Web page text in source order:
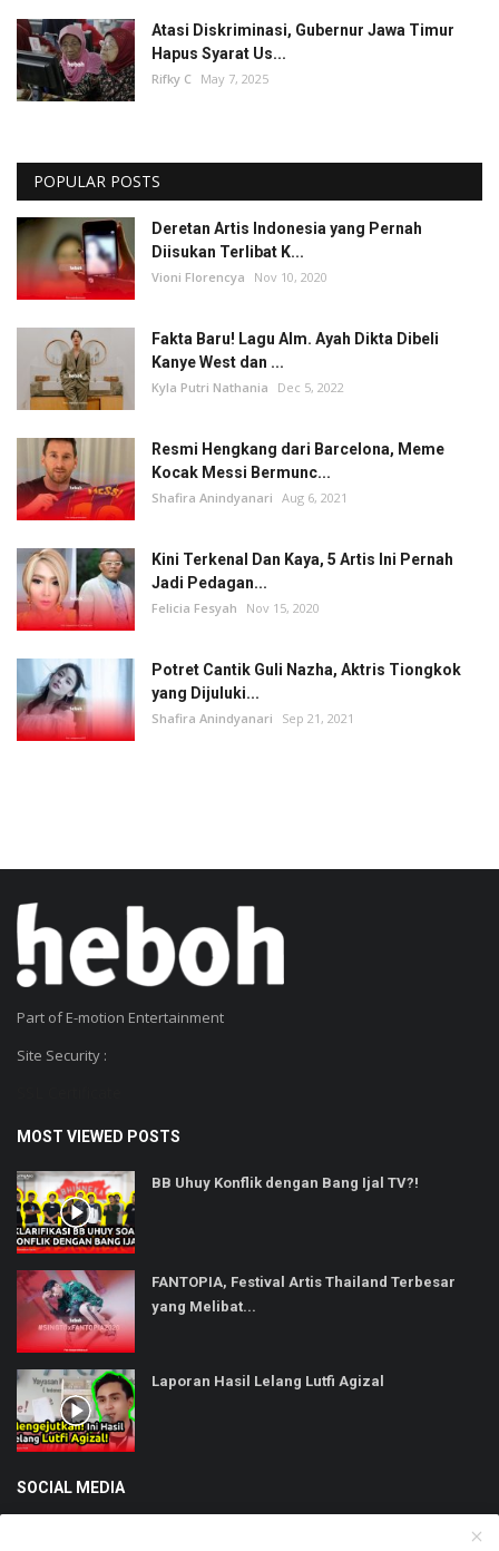
Atasi Diskriminasi, Gubernur Jawa Timur
Hapus Syarat Us...
Rifky C May 7, 2025
POPULAR POSTS
Deretan Artis Indonesia yang Pernah
Diisukan Terlibat K...
Vioni Florencya Nov 10, 2020
Fakta Baru! Lagu Alm. Ayah Dikta Dibeli
Kanye West dan ...
Kyla Putri Nathania Dec 5, 2022
Resmi Hengkang dari Barcelona, Meme
Kocak Messi Bermunc...
Shafira Anindyanari Aug 6, 2021
Kini Terkenal Dan Kaya, 5 Artis Ini Pernah
Jadi Pedagan...
Felicia Fesyah Nov 15, 2020
Potret Cantik Guli Nazha, Aktris Tiongkok
yang Dijuluki...
Shafira Anindyanari Sep 21, 2021
Part of E-motion Entertainment
Site Security :
MOST VIEWED POSTS
BB Uhuy Konflik dengan Bang Ijal TV?!
FANTOPIA, Festival Artis Thailand Terbesar
yang Melibat...
Laporan Hasil Lelang Lutfi Agizal
SOCIAL MEDIA